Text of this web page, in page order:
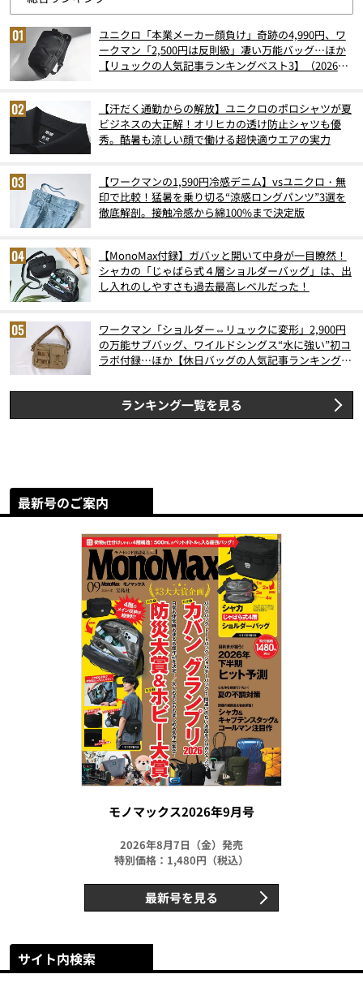
ユニクロ「本業メーカー顔負け」奇跡の4,990円、ワ
ークマン「2,500円は反則級」凄い万能バッグ…ほか
【リュックの人気記事ランキングベスト3】（2026年
【汗だく通勤からの解放】ユニクロのポロシャツが夏
ビジネスの大正解！オリヒカの透け防止シャツも優
秀。酷暑も涼しい顔で働ける超快適ウエアの実力
【ワークマンの1,590円冷感デニム】vsユニクロ・無
印で比較！猛暑を乗り切る“涼感ロングパンツ”3選を
徹底解剖。接触冷感から綿100%まで決定版
【MonoMax付録】ガバッと開いて中身が一目瞭然！
シャカの「じゃばら式４層ショルダーバッグ」は、出
し入れのしやすさも過去最高レベルだった！
ワークマン「ショルダー⇔リュックに変形」2,900円
の万能サブバッグ、ワイルドシングス“水に強い”初コ
ラボ付録…ほか【休日バッグの人気記事ランキングベ
ランキング一覧を見る
最新号のご案内
モノマックス2026年9月号
2026年8月7日（金）発売
特別価格：1,480円（税込）
最新号を見る
サイト内検索